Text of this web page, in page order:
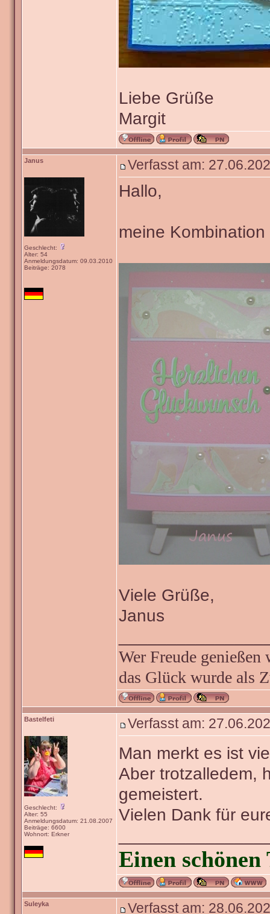
Liebe Grüße
Margit
Janus
Geschlecht:
Alter: 54
Anmeldungsdatum: 09.03.2010
Beiträge: 2078
Verfasst am:
Hallo,
meine
Viele Grüße,
Janus
Wer Freude
das Glück wurde als
Bastelfeti
Geschlecht:
Alter: 55
Anmeldungsdatum: 21.08.2007
Beiträge: 6600
Wohnort: Erkner
Verfasst am:
Man merkt es ist
Aber trotzalledem,
gemeistert.
Vielen Dank für
Einen
Suleyka Verfasst am: